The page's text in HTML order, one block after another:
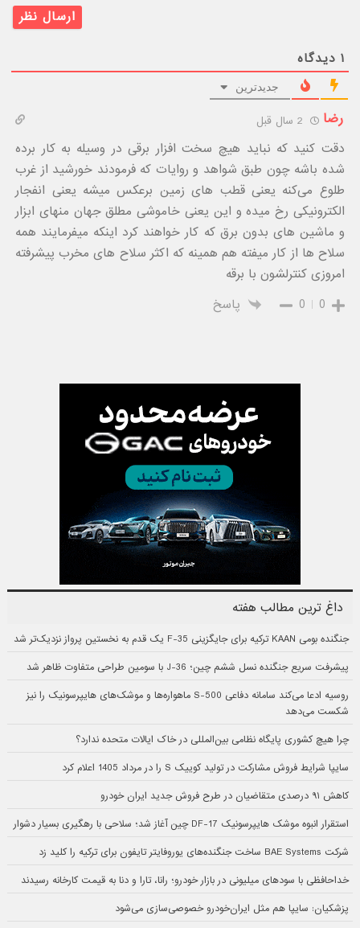
۱ دیدگاه
جدیدترین
رضا
دقت کنید که نباید هیچ سخت افزار برقی در وسیله به کار برده
شده باشه چون طبق شواهد و روایات که فرمودند خورشید از غرب
طلوع می‌کنه یعنی قطب های زمین برعکس میشه یعنی انفجار
الکترونیکی رخ میده و این یعنی خاموشی مطلق جهان منهای ابزار
و ماشین های بدون برق که کار خواهند کرد اینکه میفرمایند همه
سلاح ها از کار میفته هم همینه که اکثر سلاح های مخرب پیشرفته
امروزی کنترلشون با برقه
0
0 پاسخ
داغ ترین مطالب هفته
جنگنده بومی KAAN ترکیه برای جایگزینی F-35 یک قدم به نخستین پرواز نزدیک‌تر شد
پیشرفت سریع جنگنده نسل ششم چین؛ J-36 با سومین طراحی متفاوت ظاهر شد
روسیه ادعا می‌کند سامانه دفاعی S-500 ماهواره‌ها و موشک‌های هایپرسونیک را نیز
شکست می‌دهد
چرا هیچ کشوری پایگاه نظامی بین‌المللی در خاک ایالات متحده ندارد؟
سایپا شرایط فروش مشارکت در تولید کوییک S را در مرداد 1405 اعلام کرد
کاهش ۹۱ درصدی متقاضیان در طرح فروش جدید ایران خودرو
استقرار انبوه موشک هایپرسونیک DF-17 چین آغاز شد؛ سلاحی با رهگیری بسیار دشوار
شرکت BAE Systems ساخت جنگنده‌های یوروفایتر تایفون برای ترکیه را کلید زد
خداحافظی با سودهای میلیونی در بازار خودرو؛ رانا، تارا و دنا به قیمت کارخانه رسیدند
پزشکیان: سایپا هم مثل ایران‌خودرو خصوصی‌سازی می‌شود